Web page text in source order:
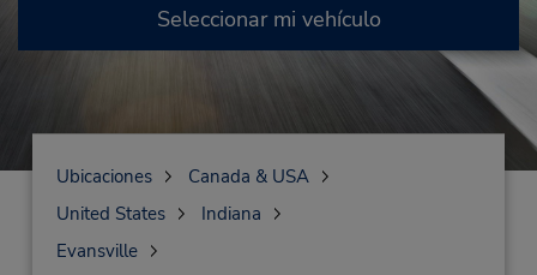
Seleccionar mi vehículo
Ubicaciones
Canada & USA
United States
Indiana
Evansville